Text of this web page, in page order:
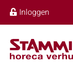
Inloggen